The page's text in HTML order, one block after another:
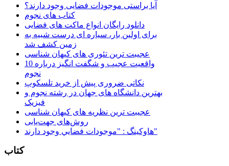
آیا براستی موجودات فضایی وجود دارند؟
کتاب های نجوم
دانلود رایگان انواع ماکت های فضایی
برای اولین بار، سیاره ای درست شبیه به
زمین کشف شد
عجیبت ترین تئوری های کیهان شناسی
10 واقعیت عجیب و شگفت انگیز درباره
نجوم
نکاتی ضروری پیش از خرید تلسکوپ
بهترین دانشگاه های جهان در رشته نجوم و
فیزیک
عجیبت ترین نظریه های کیهان شناسی
روش‌های جهت‌یابی
هاوكينگ : "موجودات فضايي وجود دارند"
کتاب